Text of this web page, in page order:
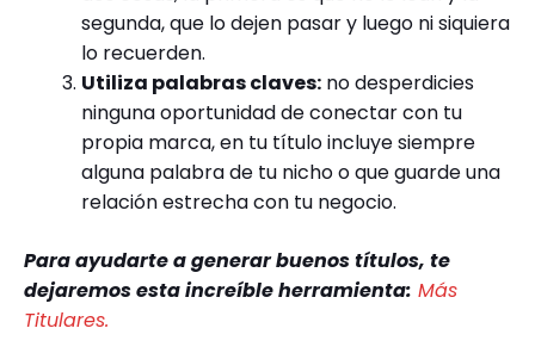
segunda, que lo dejen pasar y luego ni siquiera
lo recuerden.
Utiliza palabras claves: no desperdicies
ninguna oportunidad de conectar con tu
propia marca, en tu título incluye siempre
alguna palabra de tu nicho o que guarde una
relación estrecha con tu negocio.
Para ayudarte a generar buenos títulos, te
dejaremos esta increíble herramienta: Más
Titulares.